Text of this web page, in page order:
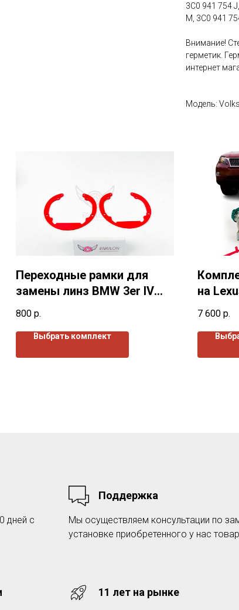
3C0 941 754
M, 3C0 941
Внимание!
герметик.
интернет
Модель:
Переходные рамки для
замены линз BMW 3er IV
Е46 (2001-2007)г.в.
800 р.
Выбрать комплект
на
г.в.
7 600 р.
дней с
Поддержка
Мы осуществляем консультации по
установке приобретенного у нас
11 лет на рынке